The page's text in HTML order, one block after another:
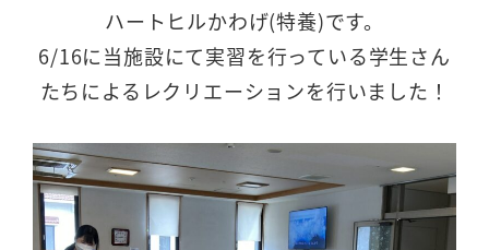
ハートヒルかわげ(特養)です。
6/16に当施設にて実習を行っている学生さん
たちによるレクリエーションを行いました！